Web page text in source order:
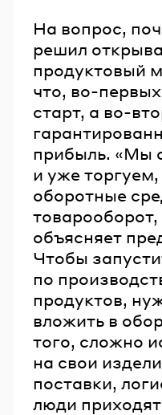
На вопрос,
решил
продуктовый
что, во-
старт, а во-
прибыль. «Мы
и уже торгуем,
оборотные
объясняет
Чтобы
по
продуктов,
вложить в
того, сложно
на свои
поставки,
люди